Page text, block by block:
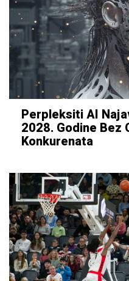
Perpleksiti AI
2028. Godine Bez
Konkurenata